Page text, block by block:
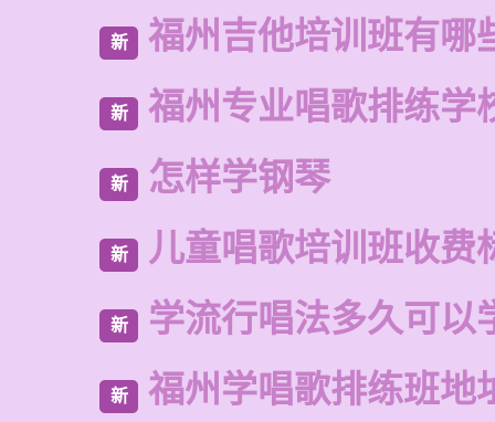
新 福州吉他培训班有哪
新 福州专业唱歌排练学
新 怎样学钢琴
新 儿童唱歌培训班收费
新 学流行唱法多久可以
新 福州学唱歌排练班地